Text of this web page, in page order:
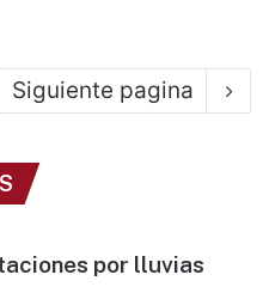
Siguiente pagina
por lluvias